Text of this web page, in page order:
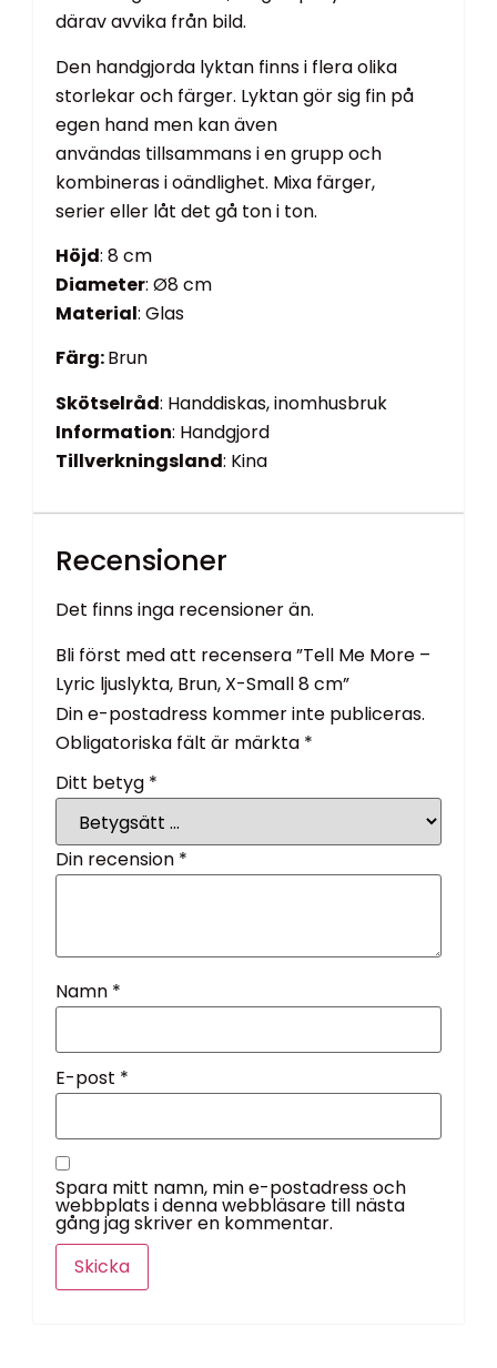
därav avvika från bild.
Den handgjorda lyktan finns i flera olika
storlekar och färger. Lyktan gör sig fin på
egen hand men kan även
användas tillsammans i en grupp och
kombineras i oändlighet. Mixa färger,
serier eller låt det gå ton i ton.
Höjd: 8 cm
Diameter: Ø8 cm
Material: Glas
Färg:Brun
Skötselråd: Handdiskas, inomhusbruk
Information: Handgjord
Tillverkningsland: Kina
Recensioner
Det finns inga recensioner än.
Bli först med att recensera ”Tell Me More –
Lyric ljuslykta, Brun, X-Small 8 cm”
Din e-postadress kommer inte publiceras.
Obligatoriska fält är märkta *
Ditt betyg *
Din recension *
Namn *
E-post *
Spara mitt namn, min e-postadress och
webbplats i denna webbläsare till nästa
gång jag skriver en kommentar.